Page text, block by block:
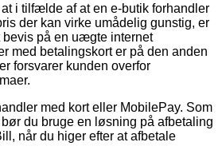
i tilfælde af at en e-butik forhandler
der kan virke umådelig gunstig, er
på en uægte internet
med betalingskort er på den anden
forsvarer kunden overfor
med kort eller MobilePay. Som
du bruge en løsning på afbetaling
når du higer efter at afbetale